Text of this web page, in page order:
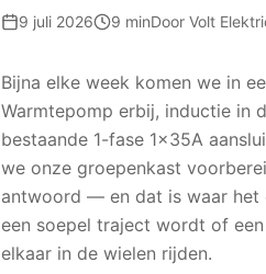
9 juli 2026 9 minDoor Volt
Bijna elke week komen we in
Warmtepomp erbij, inductie in
bestaande 1-fase 1×35A
we onze groepenkast
antwoord — en dat is waar
een soepel traject wordt of
elkaar in de wielen rijden.